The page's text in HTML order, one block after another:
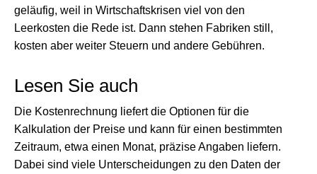
geläufig, weil in Wirtschaftskrisen viel von den
Leerkosten die Rede ist. Dann stehen Fabriken still,
kosten aber weiter Steuern und andere Gebühren.
Lesen Sie auch
Die Kostenrechnung liefert die Optionen für die
Kalkulation der Preise und kann für einen bestimmten
Zeitraum, etwa einen Monat, präzise Angaben liefern.
Dabei sind viele Unterscheidungen zu den Daten der